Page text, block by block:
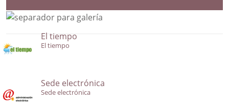
El tiempo
El tiempo
Sede electrónica
Sede electrónica